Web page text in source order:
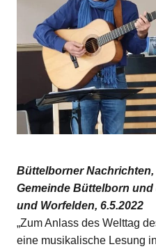
Büttelborner
Gemeinde Büttelborn
und Worfelden, 6.5.2022
„Zum Anlass des Welttag
eine musikalische Lesung